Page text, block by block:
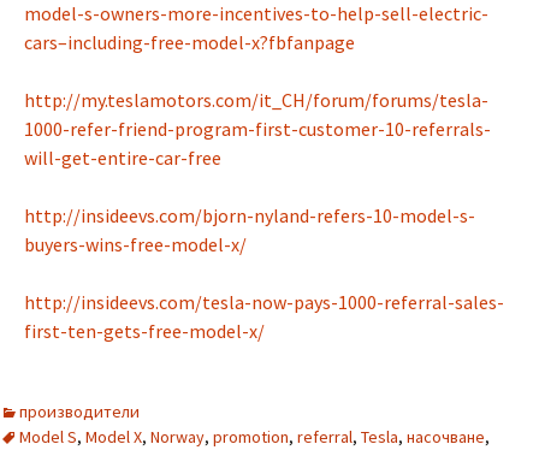
model-s-owners-more-incentives-to-help-sell-electric-
cars–including-free-model-x?fbfanpage
http://my.teslamotors.com/it_CH/forum/forums/tesla-
1000-refer-friend-program-first-customer-10-referrals-
will-get-entire-car-free
http://insideevs.com/bjorn-nyland-refers-10-model-s-
buyers-wins-free-model-x/
http://insideevs.com/tesla-now-pays-1000-referral-sales-
first-ten-gets-free-model-x/
производители
Model S, Model X, Norway, promotion, referral, Tesla, насочване,